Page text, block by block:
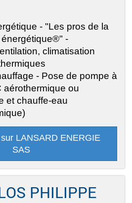
- "Les pros de la
-
climatisation
- Pose de pompe à
aérothermique ou
et chauffe-eau
LANSARD ENERGIE
SAS
PHILIPPE